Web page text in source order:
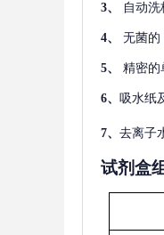
3、 自动
4、 无菌的
5、 精密的
6、 吸水纸
7、 去离子
试剂盒